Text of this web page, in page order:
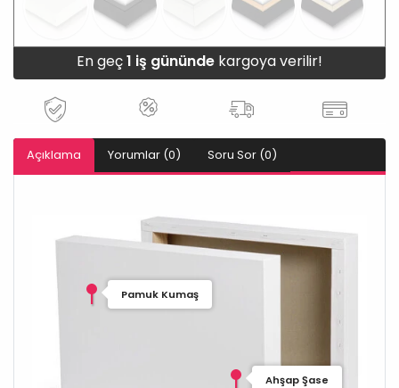
En geç1 iş gününde kargoya verilir!
Açıklama Yorumlar (0) Soru Sor (0)
Pamuk Kumaş
Ahşap Şase